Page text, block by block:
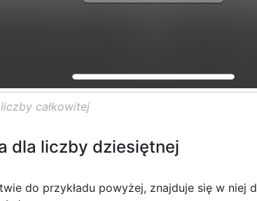
całkowitej
dla liczby dziesiętnej
do przykładu powyżej, znajduje się w niej